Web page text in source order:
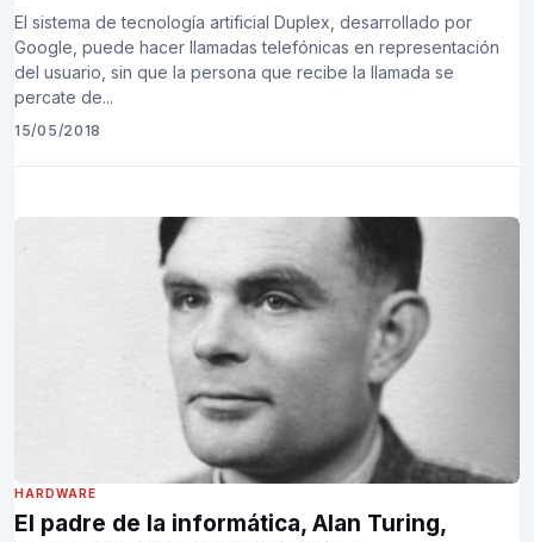
El sistema de tecnología artificial Duplex, desarrollado por
Google, puede hacer llamadas telefónicas en representación
del usuario, sin que la persona que recibe la llamada se
percate de...
15/05/2018
HARDWARE
El padre de la informática, Alan Turing,